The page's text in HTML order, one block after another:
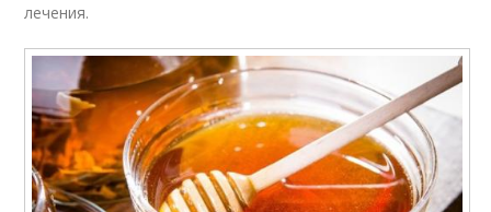
лечения.